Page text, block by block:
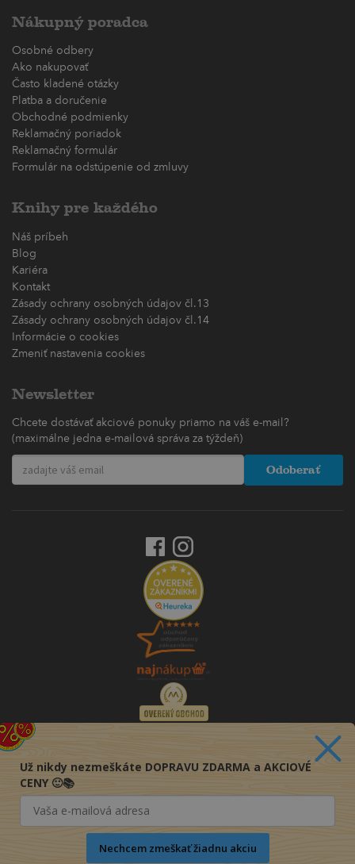
Nákupný poradca
Osobné odbery
Ako nakupovať
Často kladené otázky
Platba a doručenie
Obchodné podmienky
Reklamačný poriadok
Reklamačný formulár
Formulár na odstúpenie od zmluvy
Knihy pre každého
Náš príbeh
Blog
Kariéra
Kontakt
Zásady ochrany osobných údajov čl.13
Zásady ochrany osobných údajov čl.14
Informácie o cookies
Zmeniť nastavenia cookies
Newsletter
Chcete dostávať akciové ponuky priamo na váš e-mail?
(maximálne jedna e-mailová správa za týždeň)
Odoberať
Už nikdy nezmeškáte DOPRAVU ZDARMA a AKCIOVÉ
CENY 🙂📚
Nechcem zmeškať žiadnu akciu